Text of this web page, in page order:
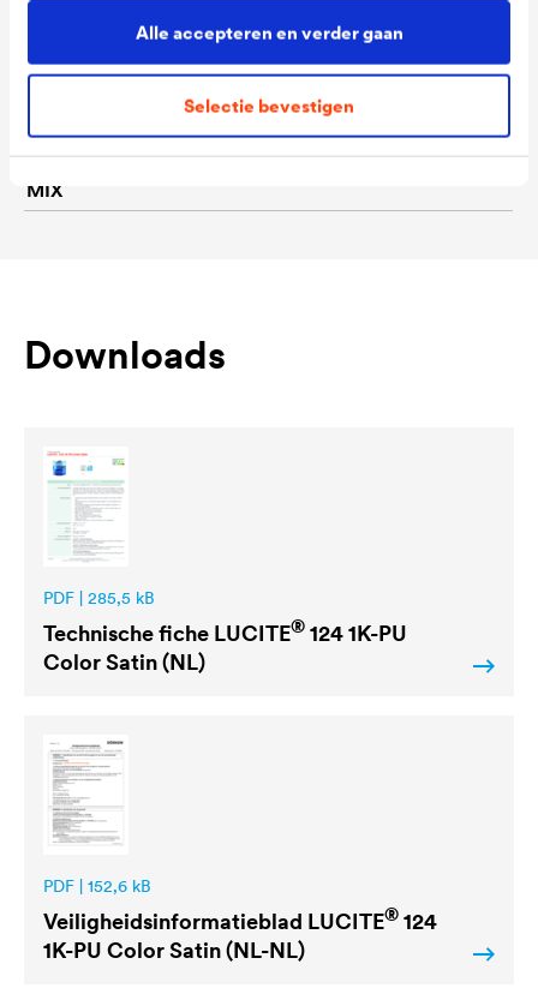
Alle accepteren en verder gaan
Selectie bevestigen
Colour tones
Wit
Packaging Sizes
1,0 L / 2,5 L
Packaging Sizes
MIX
1,0 L / 2,5 L
Downloads
PDF | 285,5 kB
Technische fiche LUCITE® 124 1K-PU
Color Satin (NL)
PDF | 152,6 kB
Veiligheidsinformatieblad LUCITE® 124
1K-PU Color Satin (NL-NL)